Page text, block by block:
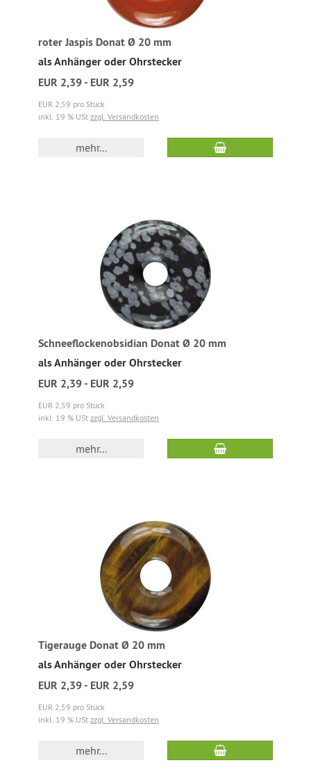
roter Jaspis Donat Ø 20 mm
als Anhänger oder Ohrstecker
EUR 2,39 - EUR 2,59
EUR 2,59 pro Stück
inkl. 19 % USt zzgl. Versandkosten
mehr...
Schneeflockenobsidian Donat Ø 20 mm
als Anhänger oder Ohrstecker
EUR 2,39 - EUR 2,59
EUR 2,59 pro Stück
inkl. 19 % USt zzgl. Versandkosten
mehr...
Tigerauge Donat Ø 20 mm
als Anhänger oder Ohrstecker
EUR 2,39 - EUR 2,59
EUR 2,59 pro Stück
inkl. 19 % USt zzgl. Versandkosten
mehr...